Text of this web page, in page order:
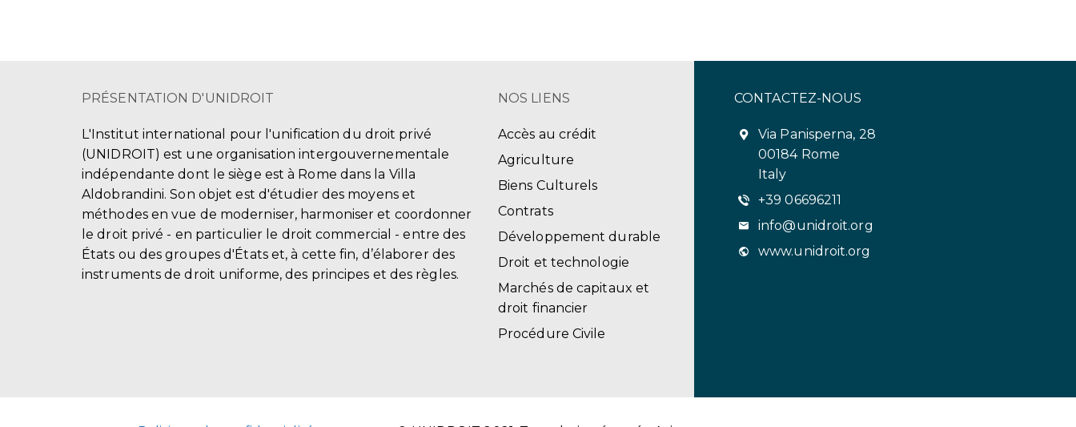
PRÉSENTATION D'UNIDROIT
L'Institut international pour l'unification du droit privé
(UNIDROIT) est une organisation intergouvernementale
indépendante dont le siège est à Rome dans la Villa
Aldobrandini. Son objet est d'étudier des moyens et
méthodes en vue de moderniser, harmoniser et coordonner
le droit privé - en particulier le droit commercial - entre des
États ou des groupes d'États et, à cette fin, d’élaborer des
instruments de droit uniforme, des principes et des règles.
NOS LIENS
Accès au crédit
Agriculture
Biens Culturels
Contrats
Développement durable
Droit et technologie
Marchés de capitaux et
droit financier
Procédure Civile
CONTACTEZ-NOUS
Via Panisperna, 28
00184 Rome
Italy
+39 06696211
info@unidroit.org
www.unidroit.org